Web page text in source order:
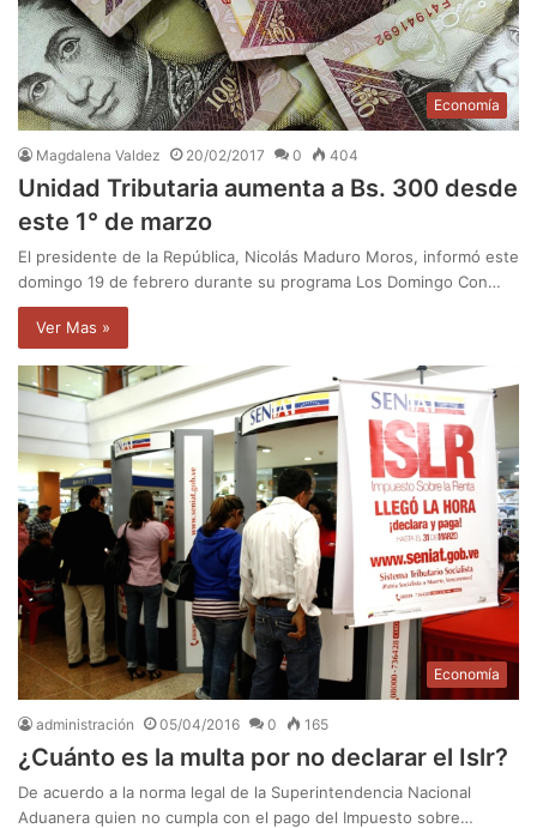
Economía
Magdalena Valdez 20/02/2017 0 404
Unidad Tributaria aumenta a Bs. 300 desde
este 1° de marzo
El presidente de la República, Nicolás Maduro Moros, informó este
domingo 19 de febrero durante su programa Los Domingo Con…
Ver Mas »
Economía
administración 05/04/2016 0 165
¿Cuánto es la multa por no declarar el Islr?
De acuerdo a la norma legal de la Superintendencia Nacional
Aduanera quien no cumpla con el pago del Impuesto sobre…